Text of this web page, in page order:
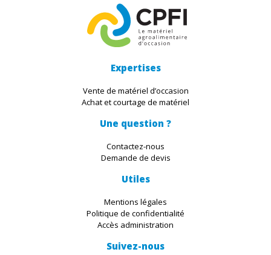
Expertises
Vente de matériel d’occasion
Achat et courtage de matériel
Une question ?
Contactez-nous
Demande de devis
Utiles
Mentions légales
Politique de confidentialité
Accès administration
Suivez-nous